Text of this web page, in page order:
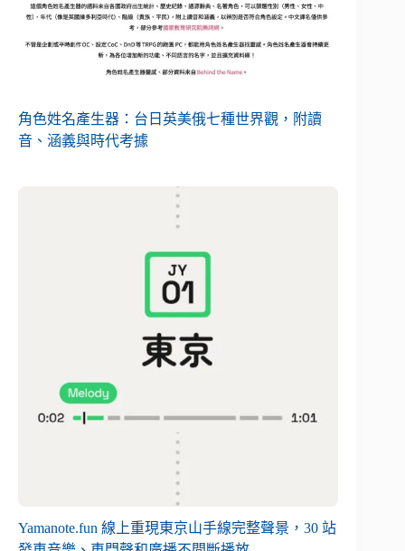
角色姓名產生器：台日英美俄七種世界觀，附讀
音、涵義與時代考據
Yamanote.fun 線上重現東京山手線完整聲景，30 站